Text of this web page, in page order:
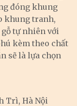
đóng khung
khung tranh,
tự nhiên với
kèm theo chất
sẽ là lựa chọn
Trì, Hà Nội